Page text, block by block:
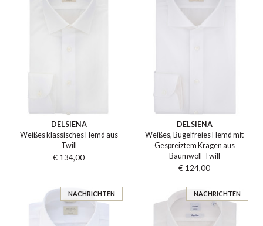
DELSIENA
Weißes klassisches Hemd aus
Twill
€ 134,00
DELSIENA
Weißes, Bügelfreies Hemd mit
Gespreiztem Kragen aus
Baumwoll-Twill
€ 124,00
NACHRICHTEN NACHRICHTEN